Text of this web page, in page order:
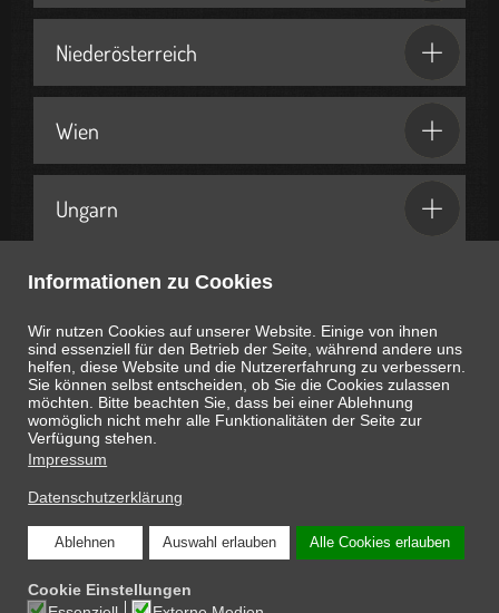
Informationen zu Cookies
Wir nutzen Cookies auf unserer Website. Einige von ihnen
sind essenziell für den Betrieb der Seite, während andere uns
helfen, diese Website und die Nutzererfahrung zu verbessern.
Sie können selbst entscheiden, ob Sie die Cookies zulassen
möchten. Bitte beachten Sie, dass bei einer Ablehnung
womöglich nicht mehr alle Funktionalitäten der Seite zur
Verfügung stehen.
Impressum
Datenschutzerklärung
Ablehnen Auswahl erlauben Alle Cookies erlauben
Cookie Einstellungen
Niederösterreich
Wien
Ungarn
Geschenkideen & Partner
Heute istAugust 8, 2026 06:38:34Uhr
COPYRIGHT © 2026 ONLINE-MAGAZIN SCHNAPPEN.AT: DIE INTERESSANTEN